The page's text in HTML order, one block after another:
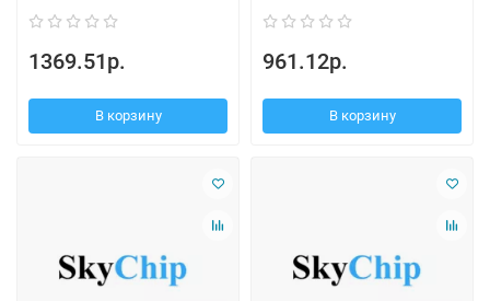
1369.51р.
В корзину
961.12р.
В корзину